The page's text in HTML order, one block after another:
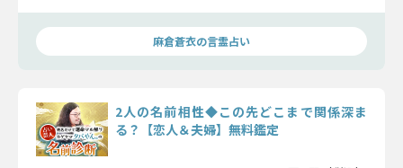
麻倉蒼衣の言霊占い
2人の名前相性◆この先どこまで関係深ま
る？【恋人＆夫婦】無料鑑定